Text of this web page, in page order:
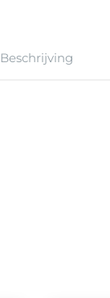
Beschrijving